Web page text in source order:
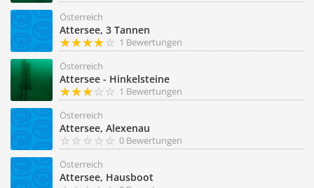
Österreich
Attersee, 3 Tannen
1 Bewertungen
Österreich
Attersee - Hinkelsteine
1 Bewertungen
Österreich
Attersee, Alexenau
0 Bewertungen
Österreich
Attersee, Hausboot